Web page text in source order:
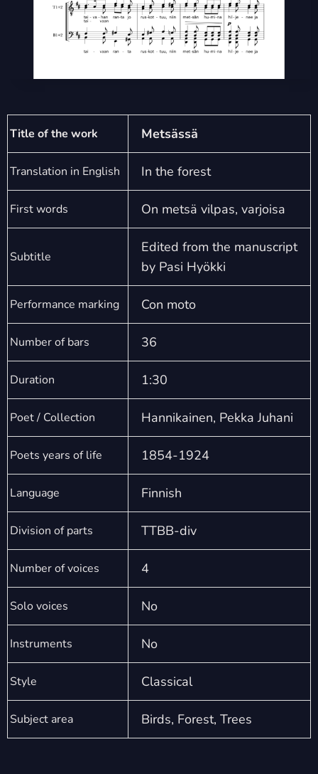
Title of the work Metsässä
Translation in English In the forest
First words On metsä vilpas, varjoisa
Subtitle
Edited from the manuscript
by Pasi Hyökki
Performance marking Con moto
Number of bars 36
Duration 1:30
Poet / Collection Hannikainen, Pekka Juhani
Poets years of life 1854-1924
Language Finnish
Division of parts TTBB-div
Number of voices 4
Solo voices No
Instruments No
Style Classical
Subject area Birds, Forest, Trees